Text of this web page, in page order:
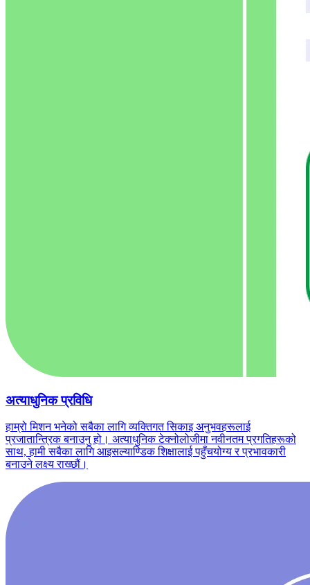
अत्याधुनिक प्रविधि
हाम्रो मिशन भनेको सबैका लागि व्यक्तिगत सिकाइ अनुभवहरूलाई
प्रजातान्त्रिक बनाउनु हो। अत्याधुनिक टेक्नोलोजीमा नवीनतम प्रगतिहरूको
साथ, हामी सबैका लागि आइसल्याण्डिक शिक्षालाई पहुँचयोग्य र प्रभावकारी
बनाउने लक्ष्य राख्छौं।